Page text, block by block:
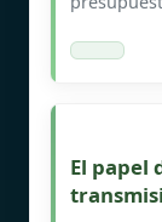
El papel